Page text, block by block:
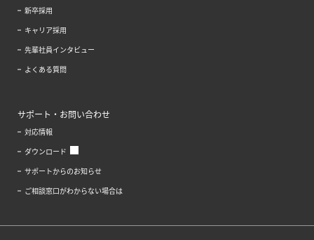
新卒採用
キャリア採用
先輩社員インタビュー
よくある質問
サポート・お問い合わせ
対応情報
ダウンロード
サポートからのお知らせ
ご相談窓口がわからない場合は